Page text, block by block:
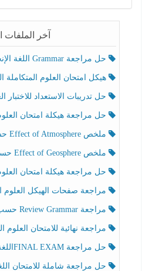
آخر الملفات
حل مراجعة Grammar اللغة الإنجليزية الصف الخامس الفصل الثالث
هيكل امتحان العلوم المتكاملة الصف الخامس
حل تدريبات الاستعداد للاختبار العلوم
حل مراجعة هيكلة امتحان العلوم المتكاملة
ملخص Effect of Atmosphere حسب الهيكل الوزاري العلوم المتكاملة الصف الخامس انسبير الفصل الثالث
ملخص Effect of Geosphere حسب الهيكل الوزاري العلوم المتكاملة الصف الخامس انسبير الفصل الثالث
حل مراجعة هيكلة امتحان العلوم
مراجعة صفحات الهيكل العلوم المتكاملة
مراجعة Review Grammar حسب الهيكل اللغة الإنجليزية الصف الخامس الفصل الثالث
مراجعة نهائية للامتحان العلوم
حل مراجعة FINAL EXAMاللغة الإنجليزية الصف الخامس الفصل الثالث
حل مراجعة شاملة للامتحان اللغة